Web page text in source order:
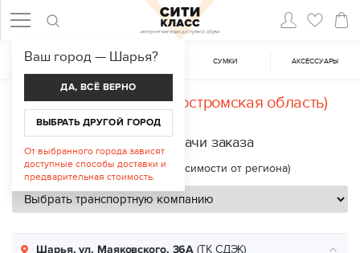
ЖЕНСКАЯ ОБУВЬ МУЖСКАЯ ОБУВЬ CУМКИ АКСЕССУАРЫ
Доставка вШарья (Костромская область)
Пункты выдачи заказа
Срок доставки: 2—8 дней (в зависимости от региона)
Шарья, ул. Маяковского, 36А (ТК СДЭК)
Ваш город — Шарья?
ДА, ВСЁ ВЕРНО
ВЫБРАТЬ ДРУГОЙ ГОРОД
От выбранного города зависят
доступные способы доставки и
предварительная стоимость.